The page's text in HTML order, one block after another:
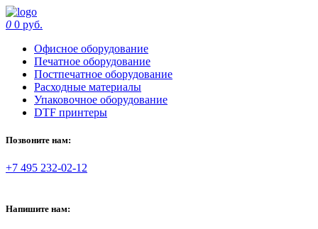
0 0 руб.
Офисное оборудование
Печатное оборудование
Постпечатное оборудование
Расходные материалы
Упаковочное оборудование
DTF принтеры
Позвоните нам:
+7 495 232-02-12
Напишите нам: